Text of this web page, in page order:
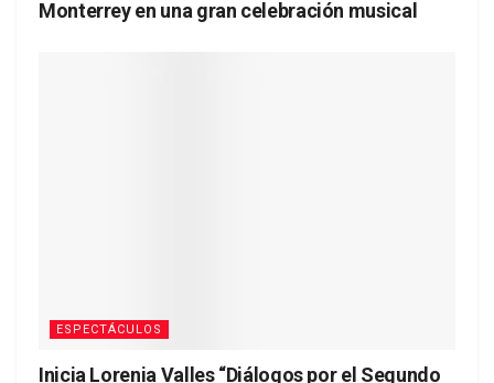
Monterrey en una gran celebración musical
ESPECTÁCULOS
Inicia Lorenia Valles “Diálogos por el Segundo